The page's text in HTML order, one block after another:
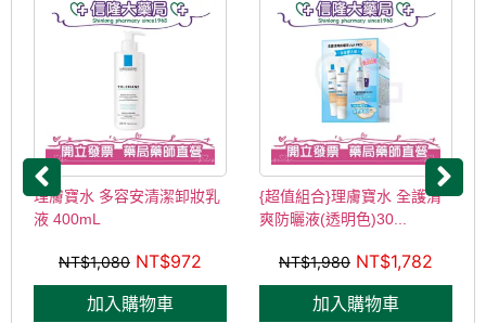
理膚寶水 多容安清潔卸妝乳
液 400mL
NT$1,080 NT$972
加入購物車
{超值組合}理膚寶水 全護清
爽防曬液(透明色)30...
NT$1,980 NT$1,782
加入購物車